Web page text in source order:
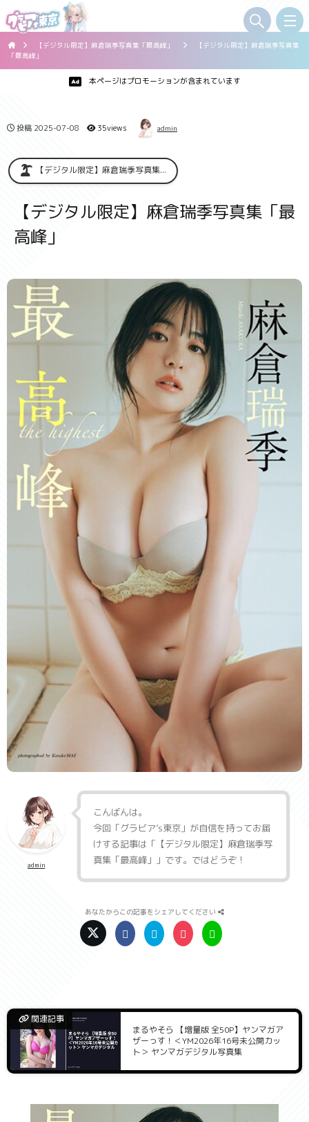
【デジタル限定】麻倉瑞季写真集「最高峰」
【デジタル限定】麻倉瑞季写真集
「最高峰」
本ページはプロモーションが含まれています
投稿 2025-07-08 35views admin
【デジタル限定】麻倉瑞季写真集...
【デジタル限定】麻倉瑞季写真集「最
高峰」
admin
こんばんは。
今回「グラビア’s東京 」が自信を持ってお届
けする記事は「 【デジタル限定】麻倉瑞季写
真集「最高峰」
」です。ではどうぞ！
あなたからこの記事をシェアしてください
関連記事
まるやそら 【増量版 全50P】ヤンマガア
ザーっす！＜YM2026年16号未公開カッ
ト＞ ヤンマガデジタル写真集